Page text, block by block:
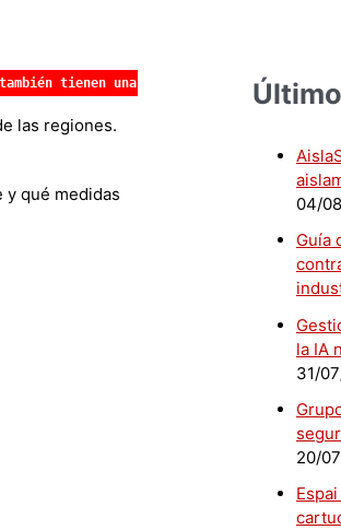
tienen una influencia significativa
las regiones.
y qué medidas
04/
Guía
la IA
31/
20/